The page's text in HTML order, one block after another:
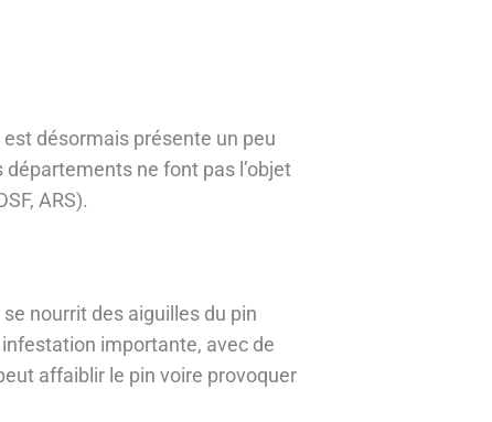
désormais présente un peu
ne font pas l’objet
ARS).
nourrit des aiguilles du pin
importante, avec de
affaiblir le pin voire provoquer